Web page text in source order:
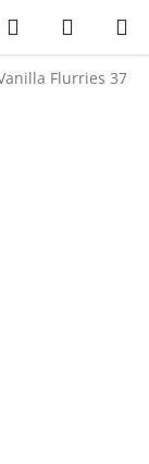
Hledat
KOŠÍK
Flurries 37